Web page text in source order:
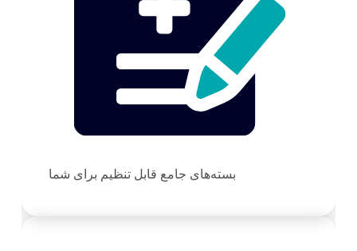
بسته‌های جامع قابل تنظیم برای شما